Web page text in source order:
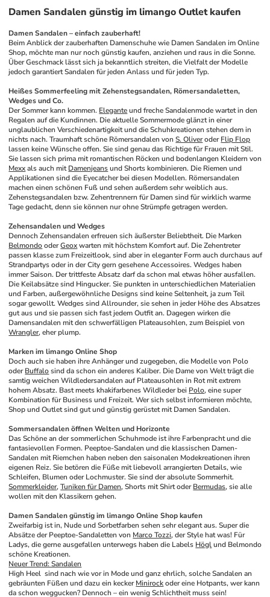
Damen Sandalen günstig im limango Outlet kaufen
Damen Sandalen – einfach zauberhaft!
Beim Anblick der zauberhaften Damenschuhe wie Damen Sandalen im Online
Shop, möchte man nur noch günstig kaufen, anziehen und raus in die Sonne.
Über Geschmack lässt sich ja bekanntlich streiten, die Vielfalt der Modelle
jedoch garantiert Sandalen für jeden Anlass und für jeden Typ.
Heißes Sommerfeeling mit Zehenstegsandalen, Römersandaletten,
Wedges und Co.
Der Sommer kann kommen. Elegante und freche Sandalenmode wartet in den
Regalen auf die Kundinnen. Die aktuelle Sommermode glänzt in einer
unglaublichen Verschiedenartigkeit und die Schuhkreationen stehen dem in
nichts nach. Traumhaft schöne Römersandalen von S. Oliver oder Flip Flop
lassen keine Wünsche offen. Sie sind genau das Richtige für Frauen mit Stil.
Mexx als auch mit Damenjeans und Shorts kombinieren. Die Riemen und
Applikationen sind die Eyecatcher bei diesen Modellen. Römersandalen
machen einen schönen Fuß und sehen außerdem sehr weiblich aus.
Zehenstegsandalen bzw. Zehentrennern für Damen sind für wirklich warme
Tage gedacht, denn sie können nur ohne Strümpfe getragen werden.
Zehensandalen und Wedges
Belmondo oder Geox warten mit höchstem Komfort auf. Die Zehentreter
passen klasse zum Freizeitlook, sind aber in eleganter Form auch durchaus auf
Strandpartys oder in der City gern gesehene Accessoires. Wedges haben
immer Saison. Der trittfeste Absatz darf da schon mal etwas höher ausfallen.
Die Keilabsätze sind Hingucker. Sie punkten in unterschiedlichen Materialien
und Farben, außergewöhnliche Designs sind keine Seltenheit, ja zum Teil
sogar gewollt. Wedges sind Allrounder, sie sehen in jeder Höhe des Absatzes
gut aus und sie passen sich fast jedem Outfit an. Dagegen wirken die
Wrangler, eher plump.
Marken im limango Online Shop
Doch auch sie haben ihre Anhänger und zugegeben, die Modelle von Polo
oder Buffalo sind da schon ein anderes Kaliber. Die Dame von Welt trägt die
samtig weichen Wildledersandalen auf Plateausohlen in Rot mit extrem
hohem Absatz. Bast meets khakifarbenes Wildleder bei Polo, eine super
Kombination für Business und Freizeit. Wer sich selbst informieren möchte,
Shop und Outlet sind gut und günstig gerüstet mit Damen Sandalen.
Sommersandalen öffnen Welten und Horizonte
Das Schöne an der sommerlichen Schuhmode ist ihre Farbenpracht und die
fantasievollen Formen. Peeptoe-Sandalen und die klassischen Damen-
Sandalen mit Riemchen haben neben den saisonalen Modekreationen ihren
eigenen Reiz. Sie betören die Füße mit liebevoll arrangierten Details, wie
Sommerkleider, Tuniken für Damen, Shorts mit Shirt oder Bermudas, sie alle
wollen mit den Klassikern gehen.
Damen Sandalen günstig im limango Online Shop kaufen
Zweifarbig ist in, Nude und Sorbetfarben sehen sehr elegant aus. Super die
Absätze der Peeptoe-Sandaletten von Marco Tozzi, der Style hat was! Für
Ladys, die gerne ausgefallen unterwegs haben die Labels Högl und Belmondo
schöne Kreationen.
Neuer Trend: Sandalen
High Heel  sind nach wie vor in Mode und ganz ehrlich, solche Sandalen an
gebräunten Füßen und dazu ein kecker Minirock oder eine Hotpants, wer kann